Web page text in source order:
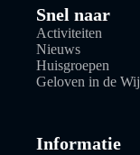
Snel naar
Activiteiten
Nieuws
Huisgroepen
Geloven in de
Informatie